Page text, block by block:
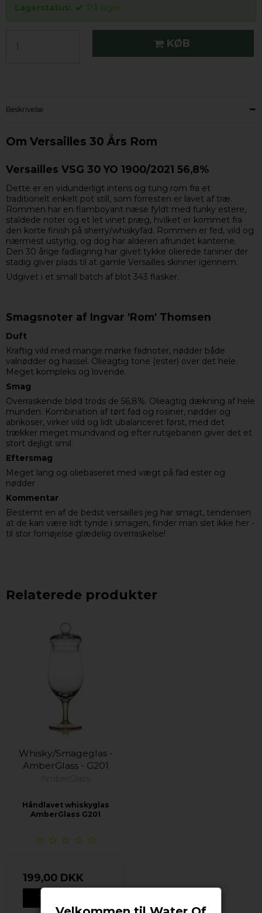
Lagerstatus: På lager
KØB
Beskrivelse
Om Versailles 30 Års Rom
Versailles VSG 30 YO 1900/2021 56,8%
Dette er en vidunderligt intens og tung rom fra et
traditionelt enkelt pot still, som forresten er lavet af træ.
Rommen har en flamboyant næse fyldt med funky estere,
staldede noter og et let vinet præg, hvilket er kommet fra
den korte finish på sherry/whiskyfad. Rommen er fed, vild og
nærmest ustyrlig, og dog har alderen afrundet kanterne.
Den 30 årige fadlagring har givet tykke olierede taniner der
stadig giver plads til at gamle Versailles skinner igennem.
Udgivet i et small batch af blot 343 flasker.
Smagsnoter af Ingvar 'Rom' Thomsen
Duft
Kraftig vild med mange mørke fadnoter, nødder både
valnødder og hassel. Olieagtig tone (ester) over det hele.
Meget kompleks og lovende.
Smag
Overraskende blød trods de 56,8%. Olieagtig dækning af hele
munden. Kombination af tørt fad og rosiner, nødder og
abrikoser, virker vild og lidt ubalanceret først, med det
trækker meget mundvand og efter rutsjebanen giver det et
stort dejligt smil.
Eftersmag
Meget lang og oliebaseret med vægt på fad ester og
nødder
Kommentar
Bestemt en af de bedst versailles jeg har smagt, tendensen
at de kan være lidt tynde i smagen, finder man slet ikke her -
til stor fornøjelse glædelig overraskelse!
Relaterede produkter
Whisky/Smageglas -
AmberGlass - G201
AmberGlass
Håndlavet whiskyglas
AmberGlass G201
199,00 DKK
VIS PRODUKT